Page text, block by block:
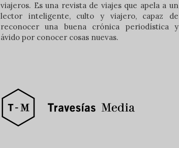
viajeros. Es una revista de viajes que apela a un
lector inteligente, culto y viajero, capaz de
reconocer una buena crónica periodística y
ávido por conocer cosas nuevas.